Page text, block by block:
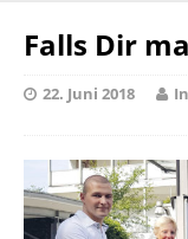
Falls Dir
22. Juni 2018